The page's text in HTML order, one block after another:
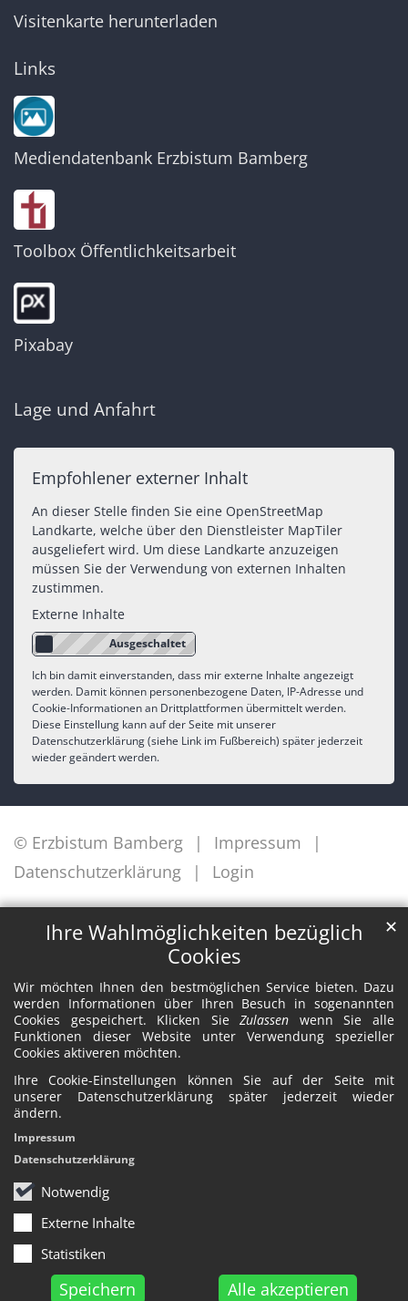
Ihre Wahlmöglichkeiten bezüglich
Cookies
Wir möchten Ihnen den bestmöglichen Service bieten. Dazu
werden Informationen über Ihren Besuch in sogenannten
Cookies gespeichert. Klicken SieZulassen wenn Sie alle
Funktionen dieser Website unter Verwendung spezieller
Cookies aktiveren möchten.
Ihre Cookie-Einstellungen können Sie auf der Seite mit
unserer Datenschutzerklärung später jederzeit wieder
ändern.
Notwendig
Externe Inhalte
Statistiken
Speichern Alle akzeptieren
✕
Impressum
Datenschutzerklärung
Visitenkarte herunterladen
Links
Mediendatenbank Erzbistum Bamberg
Toolbox Öffentlichkeitsarbeit
Pixabay
Lage und Anfahrt
Empfohlener externer Inhalt
An dieser Stelle finden Sie eine OpenStreetMap
Landkarte, welche über den Dienstleister MapTiler
ausgeliefert wird. Um diese Landkarte anzuzeigen
müssen Sie der Verwendung von externen Inhalten
zustimmen.
Externe Inhalte
Ich bin damit einverstanden, dass mir externe Inhalte angezeigt
werden. Damit können personenbezogene Daten, IP-Adresse und
Cookie-Informationen an Drittplattformen übermittelt werden.
Diese Einstellung kann auf der Seite mit unserer
Datenschutzerklärung (siehe Link im Fußbereich) später jederzeit
wieder geändert werden.
© Erzbistum Bamberg
Impressum
Datenschutzerklärung
Login